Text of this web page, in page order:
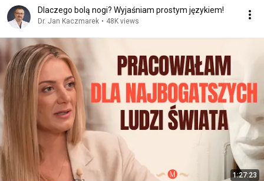
Dlaczego bolą nogi? Wyjaśniam prostym językiem!
Dr. Jan Kaczmarek • 48K views
1:27:23